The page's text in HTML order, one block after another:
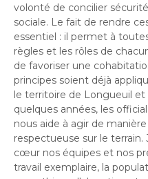
volonté de concilier
sociale. Le fait de rendre
essentiel : il permet à
règles et les rôles de
de favoriser une
principes soient déjà
le territoire de Longueuil
quelques années, les
nous aide à agir de
respectueuse sur le
cœur nos équipes et nos
travail exemplaire, la